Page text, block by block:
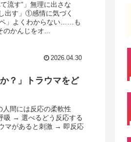
流す”」無理に出さな
出す」①感情に気づく
」よくわからない……も
かんじをオ...
2026.04.30
？」トラウマをど
人間には反応の柔軟性
吸 → 選べるどう反応する
マがあると刺激 → 即反応